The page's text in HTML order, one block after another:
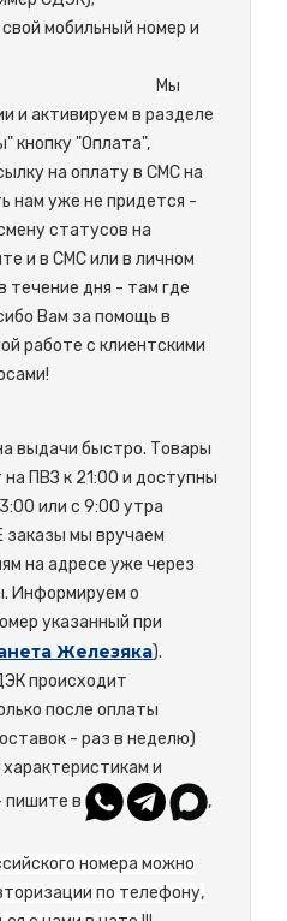
мобильный номер и
Мы
и активируем в разделе
кнопку "Оплата",
на оплату в СМС на
нам уже не придется -
статусов на
и в СМС или в личном
течение дня - там где
Вам за помощь в
работе с клиентскими
выдачи быстро. Товары
ПВЗ к 21:00 и доступны
или с 9:00 утра
мы вручаем
на адресе уже через
Информируем о
указанный при
Железяка).
происходит
после оплаты
- раз в неделю)
и
пишите в
,
номера можно
по телефону,